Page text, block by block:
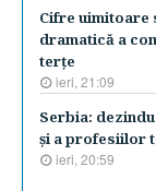
Cifre uimitoare
dramatică a
terţe
ieri, 21:09
Serbia:
şi a profesiilor
ieri, 20:59